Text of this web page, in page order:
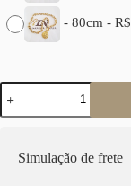
- 80cm - R$
Colar
Pingente
Leão
OuroSimulação de frete